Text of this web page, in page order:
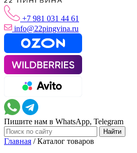
+7 981 031 44 61
info@22pingvina.ru
Пишите нам в WhatsApp, Telegram
Главная /Каталог товаров